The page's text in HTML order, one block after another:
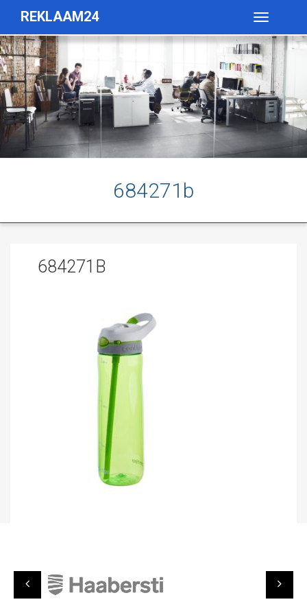
REKLAAM24
Toggle
684271b
684271B